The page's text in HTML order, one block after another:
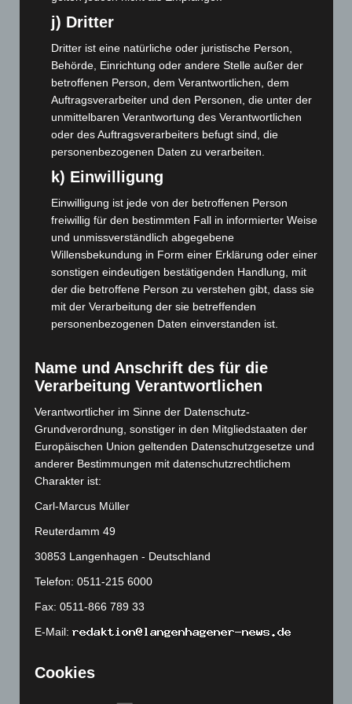
Januar 2024
Dezember 2023(130)
November 2023 (130)
Oktober 2023(114)
September 2023 (133)
August 2023(134)
Juli 2023 (118)
Juni 2023(142)
Mai 2023(139)
April 2023(155)
März 2023(174)
Februar 2023(154)
(140)
November 2022(167)
Oktober 2022(166)
September 2022(205)
August 2022(166)
Juli 2022
(133)
Juni 2022(167)
Mai 2022(177)
April 2022(198)
März 2022(221)
Februar 2022(189)
Januar 2022 (190)
Oktober 2021
j) Dritter
Dritter ist eine natürliche oder juristische Person,
Behörde, Einrichtung oder andere Stelle außer der
betroffenen Person, dem Verantwortlichen, dem
Auftragsverarbeiter und den Personen, die unter der
unmittelbaren Verantwortung des Verantwortlichen
oder des Auftragsverarbeiters befugt sind, die
personenbezogenen Daten zu verarbeiten.
k) Einwilligung
Einwilligung ist jede von der betroffenen Person
freiwillig für den bestimmten Fall in informierter Weise
und unmissverständlich abgegebene
Willensbekundung in Form einer Erklärung oder einer
sonstigen eindeutigen bestätigenden Handlung, mit
der die betroffene Person zu verstehen gibt, dass sie
mit der Verarbeitung der sie betreffenden
personenbezogenen Daten einverstanden ist.
Name und Anschrift des für die
Verarbeitung Verantwortlichen
Verantwortlicher im Sinne der Datenschutz-
Grundverordnung, sonstiger in den Mitgliedstaaten der
Europäischen Union geltenden Datenschutzgesetze und
anderer Bestimmungen mit datenschutzrechtlichem
Charakter ist:
Carl-Marcus Müller
Reuterdamm 49
30853 Langenhagen - Deutschland
Telefon: 0511-215 6000
Fax: 0511-866 789 33
E-Mail:
Cookies